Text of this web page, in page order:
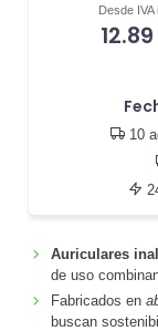
Desde IVA
10
Auriculares
de uso
Fabricados en
buscan